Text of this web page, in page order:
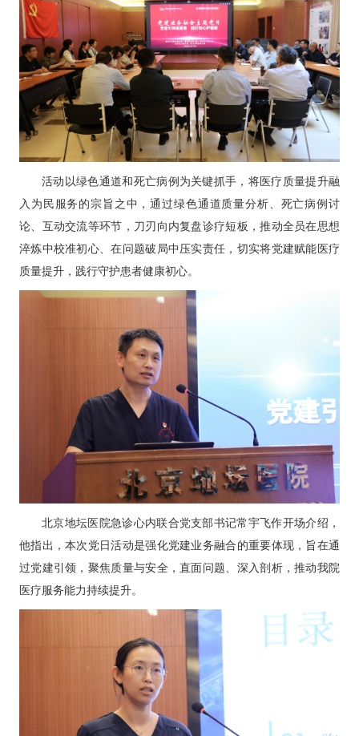
活动以绿色通道和死亡病例为关键抓手，将医疗质量提升融
入为民服务的宗旨之中，通过绿色通道质量分析、死亡病例讨
论、互动交流等环节，刀刃向内复盘诊疗短板，推动全员在思想
淬炼中校准初心、在问题破局中压实责任，切实将党建赋能医疗
质量提升，践行守护患者健康初心。
北京地坛医院急诊心内联合党支部书记常宇飞作开场介绍，
他指出，本次党日活动是强化党建业务融合的重要体现，旨在通
过党建引领，聚焦质量与安全，直面问题、深入剖析，推动我院
医疗服务能力持续提升。